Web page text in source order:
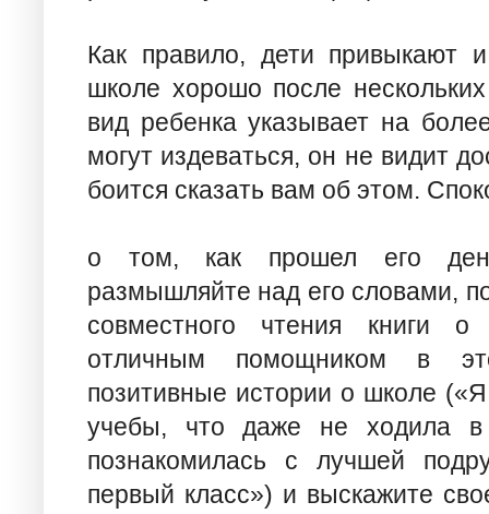
Как правило, дети привыкают
школе хорошо после
вид ребенка указывает на
могут издеваться, он не видит
боится сказать вам об этом.
о том, как прошел его
размышляйте над его словами,
совместного чтения книги
отличным помощником в
позитивные истории о школе
учебы, что даже не ходила
познакомилась с лучшей
первый класс») и выскажите